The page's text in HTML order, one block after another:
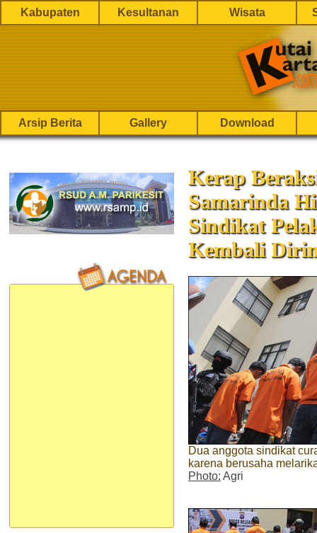
Kabupaten Kesultanan Wisata
Arsip Berita Gallery Download
Kerap
Samarinda
Sindikat
Kembali
Dua anggota sindikat
karena berusaha
Photo: Agri